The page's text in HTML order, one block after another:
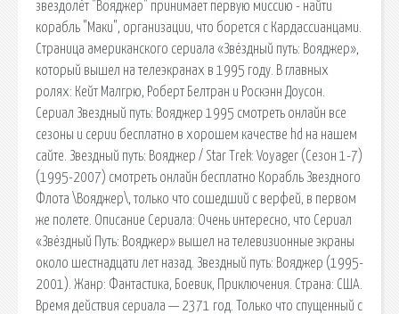
звездолёт "Вояджер" принимает первую миссию - найти
корабль "Маки", организации, что борется с Кардассианцами.
Страница американского сериала «Звёздный путь: Вояджер»,
который вышел на телеэкранах в 1995 году. В главных
ролях: Кейт Малгрю, Роберт Белтран и Роскэнн Доусон.
Сериал Звездный путь: Вояджер 1995 смотреть онлайн все
сезоны и серии бесплатно в хорошем качестве hd на нашем
сайте. Звездный путь: Вояджер / Star Trek: Voyager (Сезон 1-7)
(1995-2007) смотреть онлайн бесплатно Корабль Звездного
Флота \Вояджер\, только что сошедший с верфей, в первом
же полете. Описание Сериала: Очень интересно, что Сериал
«Звёздный Путь: Вояджер» вышел на телевизионные экраны
около шестнадцати лет назад. Звездный путь: Вояджер (1995-
2001). Жанр: Фантастика, Боевик, Приключения. Страна: США.
Время действия сериала — 2371 год. Только что спущенный с